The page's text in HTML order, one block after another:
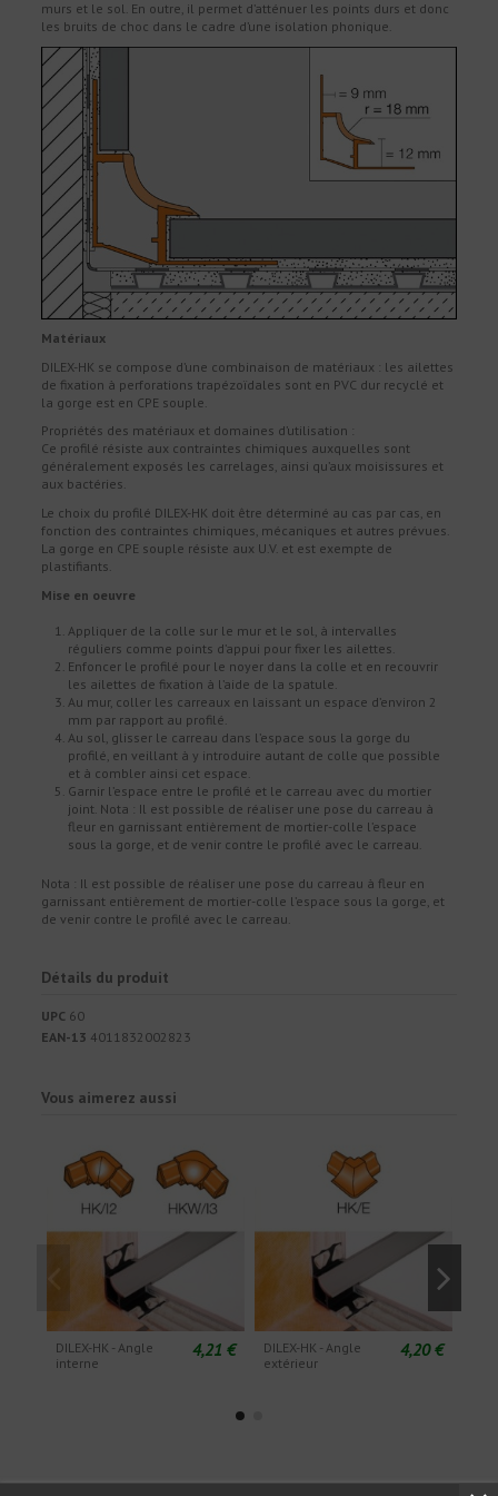
murs et le sol. En outre, il permet d’atténuer les points durs et donc
les bruits de choc dans le cadre d’une isolation phonique.
Matériaux
DILEX-HK se compose d’une combinaison de matériaux : les ailettes
de fixation à perforations trapézoïdales sont en PVC dur recyclé et
la gorge est en CPE souple.
Propriétés des matériaux et domaines d’utilisation :
Ce profilé résiste aux contraintes chimiques auxquelles sont
généralement exposés les carrelages, ainsi qu’aux moisissures et
aux bactéries.
Le choix du profilé DILEX-HK doit être déterminé au cas par cas, en
fonction des contraintes chimiques, mécaniques et autres prévues.
La gorge en CPE souple résiste aux U.V. et est exempte de
plastifiants.
Mise en oeuvre
Appliquer de la colle sur le mur et le sol, à intervalles
réguliers comme points d’appui pour fixer les ailettes.
Enfoncer le profilé pour le noyer dans la colle et en recouvrir
les ailettes de fixation à l’aide de la spatule.
Au mur, coller les carreaux en laissant un espace d’environ 2
mm par rapport au profilé.
Au sol, glisser le carreau dans l’espace sous la gorge du
profilé, en veillant à y introduire autant de colle que possible
et à combler ainsi cet espace.
Garnir l’espace entre le profilé et le carreau avec du mortier
joint. Nota : Il est possible de réaliser une pose du carreau à
fleur en garnissant entièrement de mortier-colle l’espace
sous la gorge, et de venir contre le profilé avec le carreau.
Nota : Il est possible de réaliser une pose du carreau à fleur en
garnissant entièrement de mortier-colle l’espace sous la gorge, et
de venir contre le profilé avec le carreau.
Détails du produit
UPC 60
EAN-13 4011832002823
Vous aimerez aussi
DILEX-HK - Angle
interne
4,21 €
DILEX-HK - Angle
extérieur
4,20 €